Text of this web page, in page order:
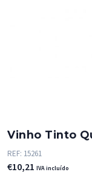
Vinho Tinto
REF: 15261
€10,21 IVA incluído